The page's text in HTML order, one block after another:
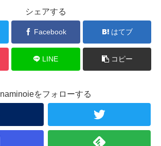
シェアする
Facebook はてブ
LINE コピー
naminoieをフォローする